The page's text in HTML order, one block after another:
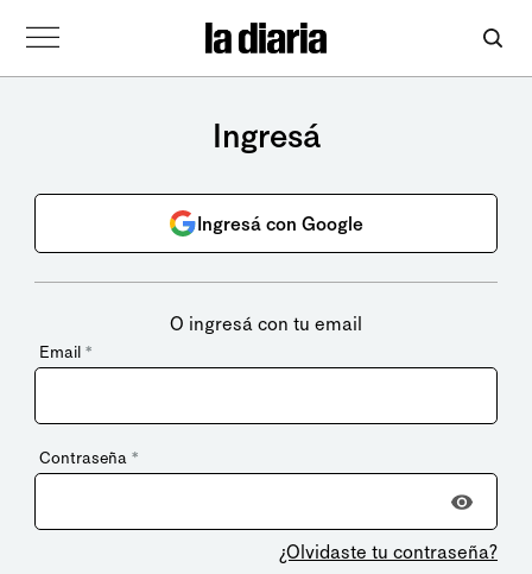
Ingresá
Ingresá con Google
O ingresá con tu email
Email *
Contraseña *
¿Olvidaste tu contraseña?